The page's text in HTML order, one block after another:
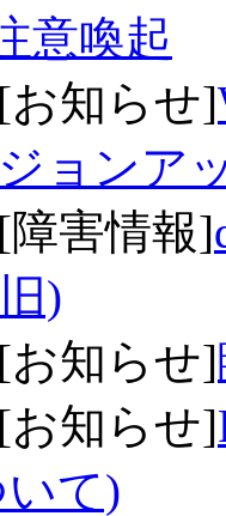
意喚起
お知らせ]
ョンア
障害情報]
)
お知らせ]
お知らせ]
いて)